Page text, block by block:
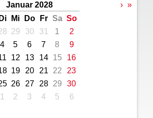
Januar 2028
Di Mi Do Fr Sa So
29 30 31 1
2
4 5 6 7 8
9
12 13 14 15
16
19 20 21 22
23
26 27 28 29
30
1 2 3 4 5 6
› »